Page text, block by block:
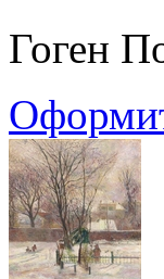
Гоген